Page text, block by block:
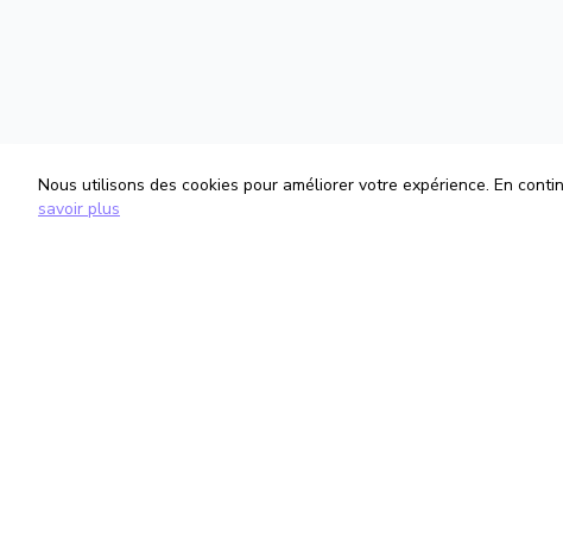
Nous utilisons des cookies pour améliorer votre expérience. En
savoir plus